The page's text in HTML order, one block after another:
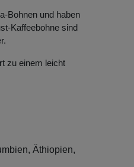
Bohnen und haben
Kaffeebohne sind
zu einem leicht
Äthiopien,